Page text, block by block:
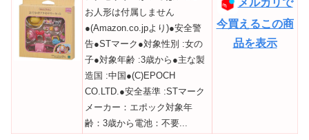
メルカリで
今買えるこの商
品を表示
お人形は付属しません
●(Amazon.co.jpより)●安全警
告●STマーク●対象性別 :女の
子●対象年齢 :3歳から●主な製
造国 :中国●(C)EPOCH
CO.LTD.●安全基準 :STマーク
メーカー：エポック対象年
齢：3歳から電池：不要...